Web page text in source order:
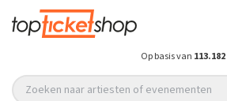
Op basis van 113.182
Zoeken naar artiesten of evenementen